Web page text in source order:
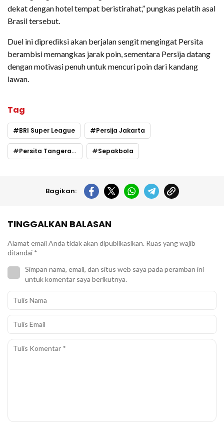
dekat dengan hotel tempat beristirahat,” pungkas pelatih asal
Brasil tersebut.
Duel ini diprediksi akan berjalan sengit mengingat Persita
berambisi memangkas jarak poin, sementara Persija datang
dengan motivasi penuh untuk mencuri poin dari kandang
lawan.
Tag
BRI Super League Persija Jakarta
Persita Tangerang Sepakbola
Bagikan:
TINGGALKAN BALASAN
Alamat email Anda tidak akan dipublikasikan. Ruas yang wajib
ditandai *
Simpan nama, email, dan situs web saya pada peramban ini
untuk komentar saya berikutnya.